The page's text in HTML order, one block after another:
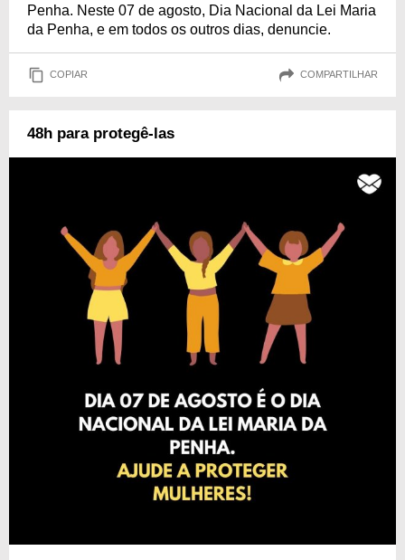
Penha. Neste 07 de agosto, Dia Nacional da Lei Maria
da Penha, e em todos os outros dias, denuncie.
COPIAR COMPARTILHAR
48h para protegê-las